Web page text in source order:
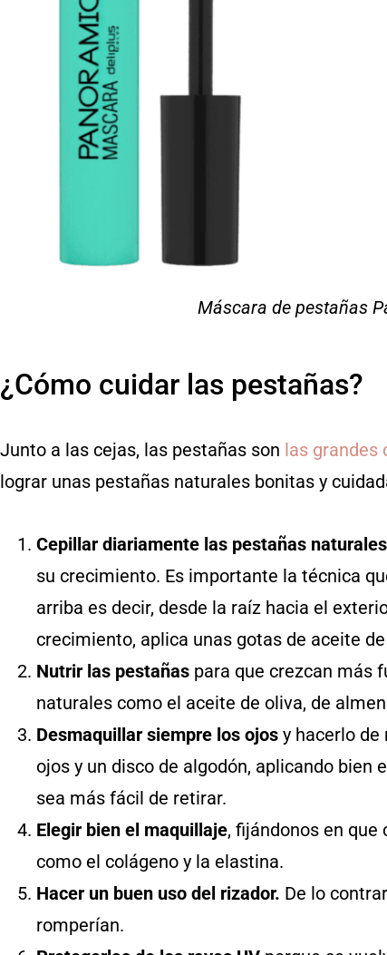
Máscara de pestañas
¿Cómo cuidar las pestañas?
Junto a las cejas, las pestañas son las grandes
lograr unas pestañas naturales bonitas y
Cepillar diariamente las pestañas naturales
su crecimiento. Es importante la técnica
arriba es decir, desde la raíz hacia el
crecimiento, aplica unas gotas de aceite
Nutrir las pestañas para que crezcan más
naturales como el aceite de oliva, de
Desmaquillar siempre los ojos y hacerlo de
ojos y un disco de algodón, aplicando bien
sea más fácil de retirar.
Elegir bien el maquillaje, fijándonos en
como el colágeno y la elastina.
Hacer un buen uso del rizador. De lo
romperían.